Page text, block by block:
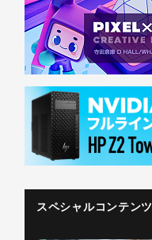
スペシャルコンテンツ